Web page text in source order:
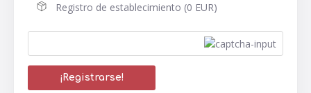
Registro de establecimiento (0 EUR)